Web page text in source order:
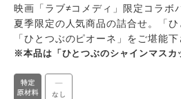
映画「ラブ≠コメディ」限定コラボ
夏季限定の人気商品の詰合せ。「
「ひとつぶのピオーネ」をご堪能下
※本品は「ひとつぶのシャインマスカ